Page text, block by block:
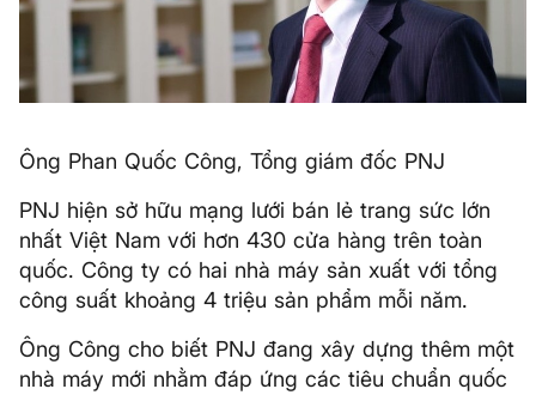
Ông Phan Quốc Công, Tổng giám đốc PNJ
PNJ hiện sở hữu mạng lưới bán lẻ trang sức lớn
nhất Việt Nam với hơn 430 cửa hàng trên toàn
quốc. Công ty có hai nhà máy sản xuất với tổng
công suất khoảng 4 triệu sản phẩm mỗi năm.
Ông Công cho biết PNJ đang xây dựng thêm một
nhà máy mới nhằm đáp ứng các tiêu chuẩn quốc